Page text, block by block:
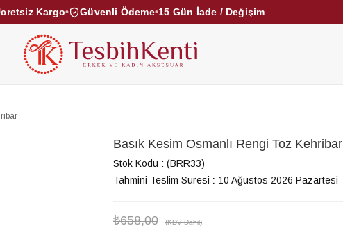
Kargo• Güvenli Ödeme•15 Gün İade / Değişim
TESBİHLER KUKA TESBİHLER
Basık Kesim Osmanlı Rengi Toz Kehribar
Stok Kodu
(BRR33)
Tahmini Teslim Süresi : 10 Ağustos 2026 Pazartesi
₺658,00 (KDV Dahil)